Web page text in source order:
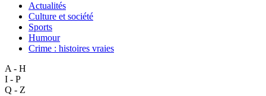
Actualités
Culture et société
Sports
Humour
Crime : histoires vraies
A - H
I - P
Q - Z